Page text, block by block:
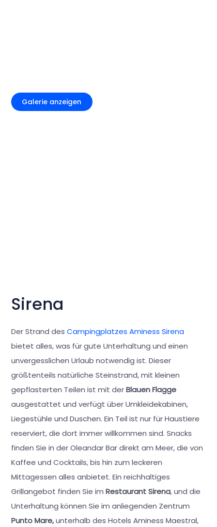
Galerie anzeigen
Sirena
Der Strand des Campingplatzes Aminess Sirena
bietet alles, was für gute Unterhaltung und einen
unvergesslichen Urlaub notwendig ist. Dieser
größtenteils natürliche Steinstrand, mit kleinen
gepflasterten Teilen ist mit derBlauen Flagge
ausgestattet und verfügt über Umkleidekabinen,
Liegestühle und Duschen. Ein Teil ist nur für Haustiere
reserviert, die dort immer willkommen sind. Snacks
finden Sie in der Oleandar Bar direkt am Meer, die von
Kaffee und Cocktails, bis hin zum leckeren
Mittagessen alles anbietet. Ein reichhaltiges
Grillangebot finden Sie im Restaurant Sirena, und die
Unterhaltung können Sie im anliegenden Zentrum
Punto Mare,unterhalb des Hotels Aminess Maestral,